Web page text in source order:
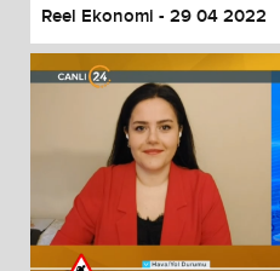
Reel Ekonomi - 29 04 2022